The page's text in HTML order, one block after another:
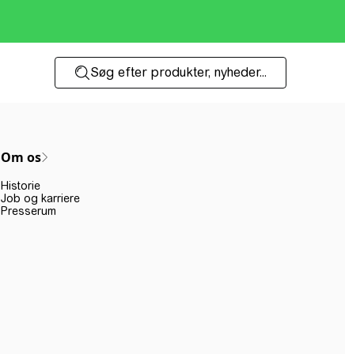
Søg efter produkter, nyheder...
Om os
Historie
Job og karriere
Presserum